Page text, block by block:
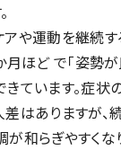
アや運動を継続す
ほど で「姿勢が
きています。症状
差はありますが、
和らぎやすくな